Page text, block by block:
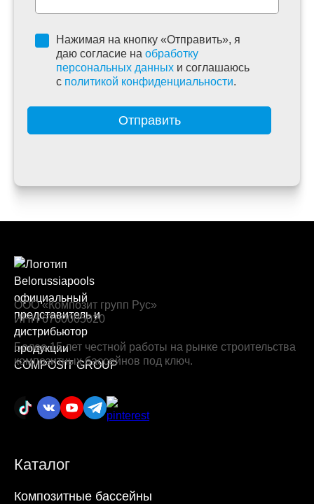
Нажимая на кнопку «Отправить», я
даю согласие на обработку
персональных данных и соглашаюсь
c политикой конфиденциальности.
Отправить
ООО «Композит групп Рус»
ИНН 6700005020
Более 15 лет честной работы на рынке строительства
композитных бассейнов под ключ.
Каталог
Композитные бассейны